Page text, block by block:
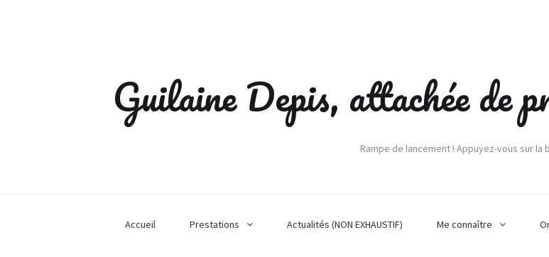
Guilaine Depis, attachée
Rampe de lancement ! Appuyez-vous sur la
Accueil Prestations Actualités (NON EXHAUSTIF) Me connaître